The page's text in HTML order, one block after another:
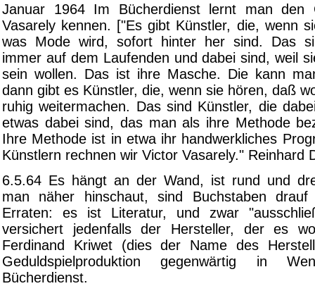
Januar 1964 Im Bücherdienst lernt man den
Vasarely kennen. ["Es gibt Künstler, die, wenn
was Mode wird, sofort hinter her sind. Das
immer auf dem Laufenden und dabei sind, weil
sein wollen. Das ist ihre Masche. Die kann
dann gibt es Künstler, die, wenn sie hören, daß
ruhig weitermachen. Das sind Künstler, die
etwas dabei sind, das man als ihre Methode
Ihre Methode ist in etwa ihr handwerkliches
Künstlern rechnen wir Victor Vasarely." Reinhard
6.5.64 Es hängt an der Wand, ist rund und
man näher hinschaut, sind Buchstaben
Erraten: es ist Literatur, und zwar
versichert jedenfalls der Hersteller, der es
Ferdinand Kriwet (dies der Name des
Geduldspielproduktion gegenwärtig in
Bücherdienst.